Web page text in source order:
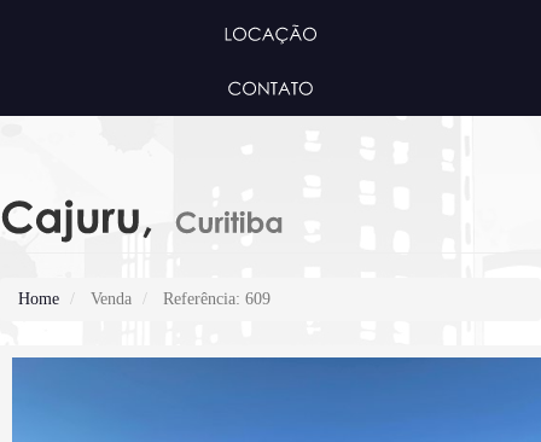
Home Venda Referência: 609